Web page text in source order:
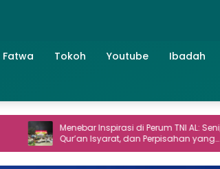
Fatwa Tokoh Youtube Ibadah
Menebar Inspirasi di Perum TNI AL: Seni,
Qur’an Isyarat, dan Perpisahan yang
Hangat